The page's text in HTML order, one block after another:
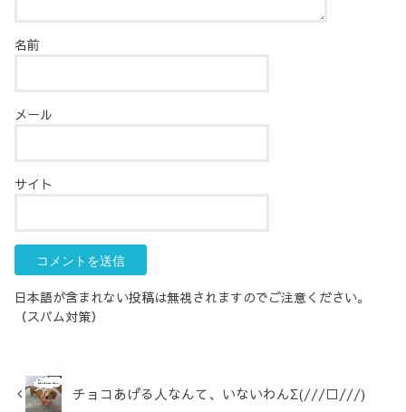
名前
メール
サイト
日本語が含まれない投稿は無視されますのでご注意ください。
（スパム対策）
チョコあげる人なんて、いないわんΣ(///□///)